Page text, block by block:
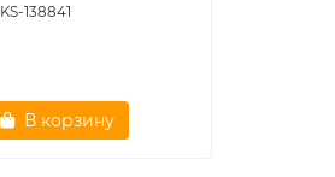
KS-138841
В корзину